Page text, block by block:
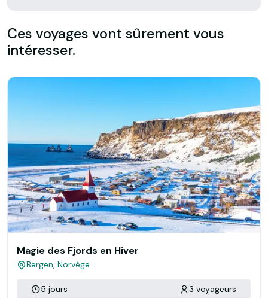
Ces voyages vont sûrement vous
intéresser.
Magie des Fjords en Hiver
Bergen, Norvège
5 jours 3 voyageurs